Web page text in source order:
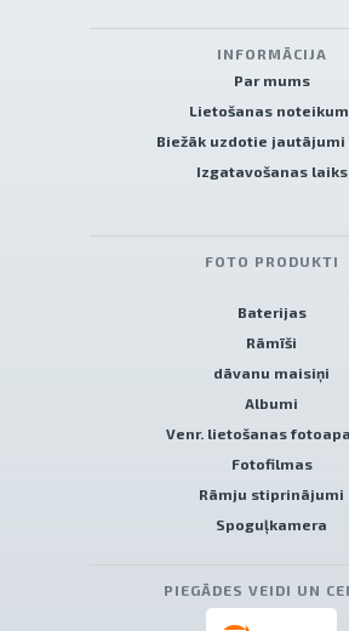
INFORMĀCIJA
Par mums
Lietošanas
Biežāk uzdotie jautājumi
Izgatavošanas laiks
FOTO PRODUKTI
Baterijas
Rāmīši
dāvanu maisiņi
Albumi
Venr. lietošanas
Fotofilmas
Rāmju stiprinājumi
Spoguļkamera
PIEGĀDES VEIDI UN